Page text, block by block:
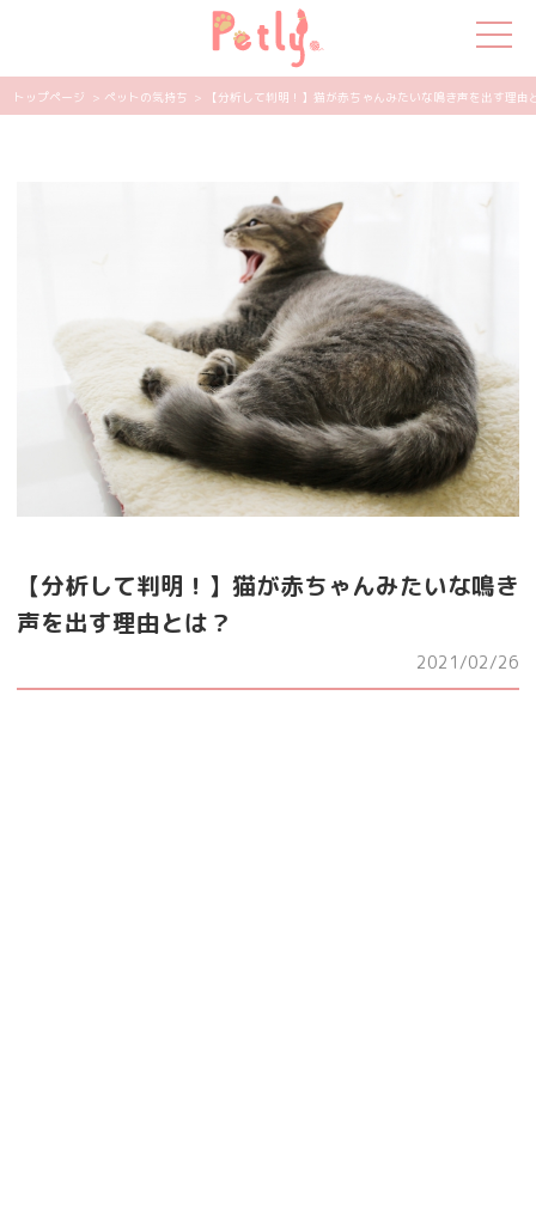
猫の特集
ペット用品
飼い主さんの悩み
ペットの気持ち
知って得する
エンタメ
トップページ > ペットの気持ち > 【分析して判明！】猫が赤ちゃんみたいな鳴き声を出す理由
【分析して判明！】猫が赤ちゃんみたいな鳴き
声を出す理由とは？
2021/02/26